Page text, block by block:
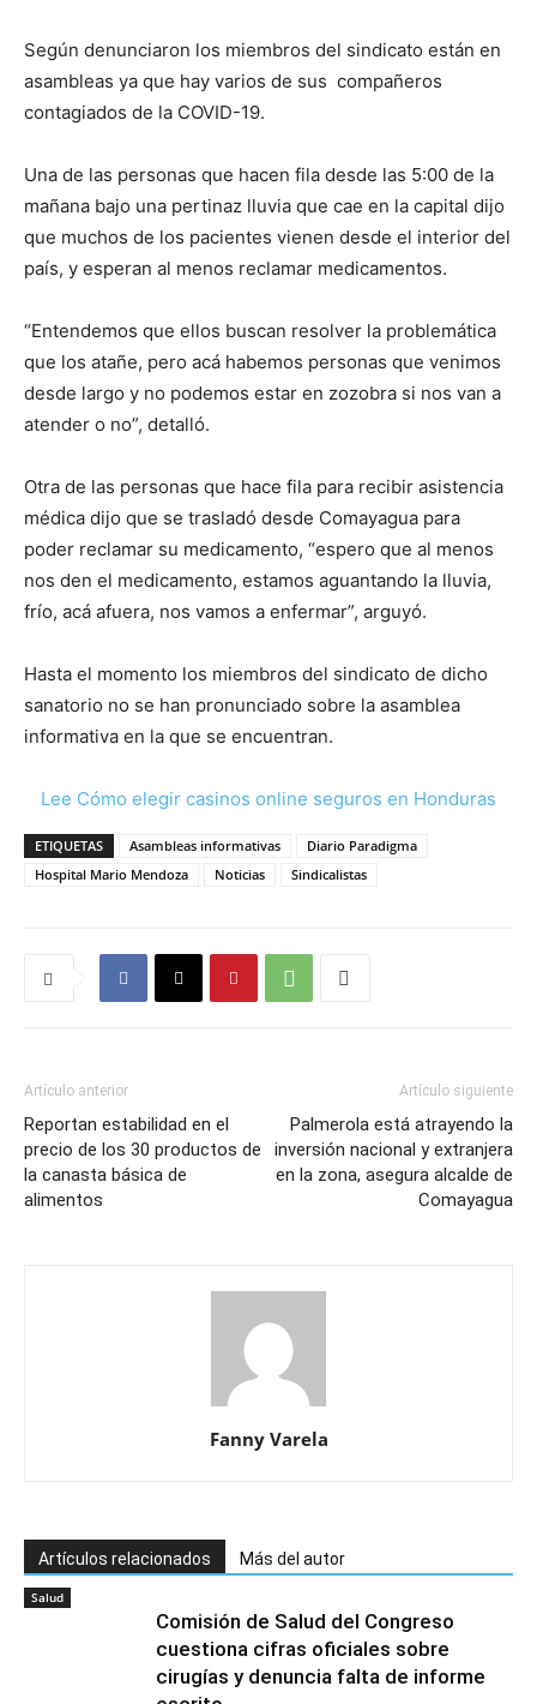
Según denunciaron los miembros del sindicato están en
asambleas ya que hay varios de sus compañeros
contagiados de la COVID-19.
Una de las personas que hacen fila desde las 5:00 de la
mañana bajo una pertinaz lluvia que cae en la capital dijo
que muchos de los pacientes vienen desde el interior del
país, y esperan al menos reclamar medicamentos.
“Entendemos que ellos buscan resolver la problemática
que los atañe, pero acá habemos personas que venimos
desde largo y no podemos estar en zozobra si nos van a
atender o no”, detalló.
Otra de las personas que hace fila para recibir asistencia
médica dijo que se trasladó desde Comayagua para
poder reclamar su medicamento, “espero que al menos
nos den el medicamento, estamos aguantando la lluvia,
frío, acá afuera, nos vamos a enfermar”, arguyó.
Hasta el momento los miembros del sindicato de dicho
sanatorio no se han pronunciado sobre la asamblea
informativa en la que se encuentran.
Lee Cómo elegir casinos online seguros en Honduras
ETIQUETAS Asambleas informativas
Diario Paradigma
Hospital Mario Mendoza
Noticias Sindicalistas
Artículo anterior
Reportan estabilidad en el
precio de los 30 productos de
la canasta básica de
alimentos
Artículo siguiente
Palmerola está atrayendo la
inversión nacional y extranjera
en la zona, asegura alcalde de
Comayagua
Fanny Varela
Artículos relacionados Más del autor
Salud
Comisión de Salud del Congreso
cuestiona cifras oficiales sobre
cirugías y denuncia falta de informe